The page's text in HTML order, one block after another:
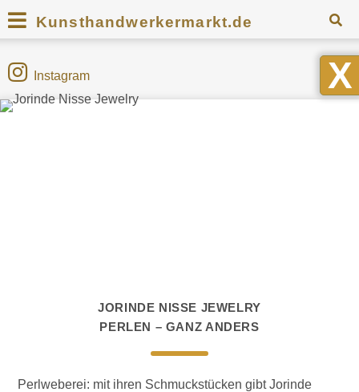
Kunsthandwerkermarkt.de
Instagram X
JORINDE NISSE JEWELRY
PERLEN – GANZ ANDERS
Perlweberei: mit ihren Schmuckstücken gibt Jorinde